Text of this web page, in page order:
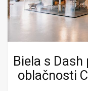
Biela s
oblačnosti